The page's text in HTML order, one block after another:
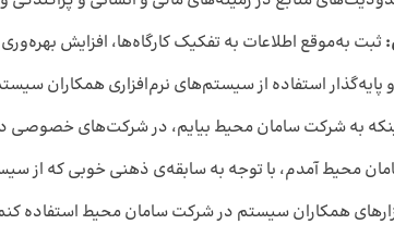
ثبت به‌موقع اطلاعات به تفکیک کارگاه‌ها، افزایش
و پایه‌گذار استفاده از سیستم‌های نرم‌افزاری همکاران
به شرکت سامان محیط بیایم، در شرکت‌های خصوصی
سامان محیط آمدم، با توجه به سابقه‌ی ذهنی خوبی که از
همکاران سیستم در شرکت سامان محیط استفاده